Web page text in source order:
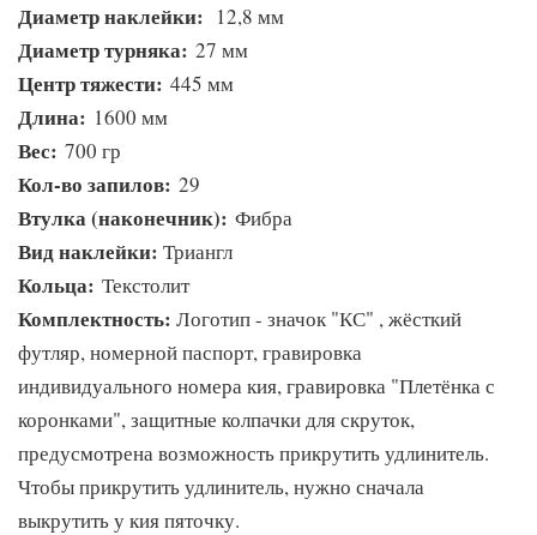
Диаметр наклейки: 12,8 мм
Диаметр турняка: 27 мм
Центр тяжести: 445 мм
Длина: 1600 мм
Вес: 700 гр
Кол-во запилов: 29
Втулка (наконечник): Фибра
Вид наклейки: Триангл
Кольца: Текстолит
Комплектность: Логотип - значок "КС" , жёсткий
футляр, номерной паспорт, гравировка
индивидуального номера кия, гравировка "Плетёнка с
коронками", защитные колпачки для скруток,
предусмотрена возможность прикрутить удлинитель.
Чтобы прикрутить удлинитель, нужно сначала
выкрутить у кия пяточку.